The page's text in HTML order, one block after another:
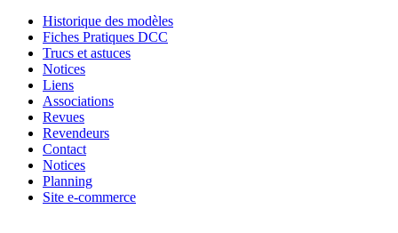
Historique des modèles
Fiches Pratiques DCC
Trucs et astuces
Notices
Liens
Associations
Revues
Revendeurs
Contact
Notices
Planning
Site e-commerce